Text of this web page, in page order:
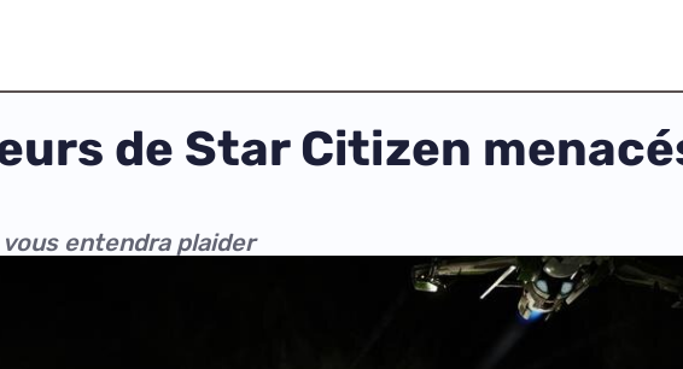
de Star Citizen
entendra plaider